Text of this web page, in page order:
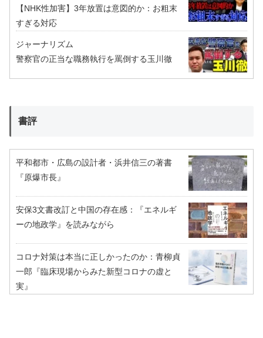
【NHK性加害】3年放置は意図的か：お粗末
すぎる対応
ジャーナリズム
警察官の正当な職務執行を罵倒する玉川徹
書評
平和都市・広島の設計者・浜井信三の著書
『原爆市長』
安保3文書改訂と中国の存在感：『エネルギ
ーの地政学』を読みながら
コロナ対策は本当に正しかったのか：青柳貞
一郎『臨床現場からみた新型コロナの虚と
実』